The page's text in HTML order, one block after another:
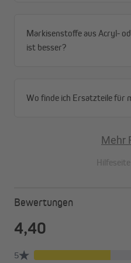
Markisenstoffe aus Acryl-
ist besser?
Wo finde ich Ersatzteile für
Mehr
Bewertungen